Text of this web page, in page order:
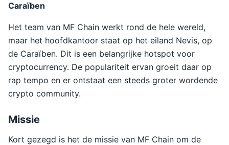
Caraïben
Het team van MF Chain werkt rond de hele wereld,
maar het hoofdkantoor staat op het eiland Nevis, op
de Caraïben. Dit is een belangrijke hotspot voor
cryptocurrency. De populariteit ervan groeit daar op
rap tempo en er ontstaat een steeds groter wordende
crypto community.
Missie
Kort gezegd is het de missie van MF Chain om de